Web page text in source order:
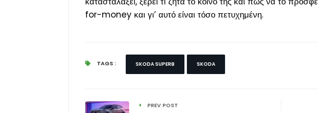
for-money και γι’ αυτό είναι τόσο πετυχημένη.
TAGS : SKODA SUPERB SKODA
PREV POST